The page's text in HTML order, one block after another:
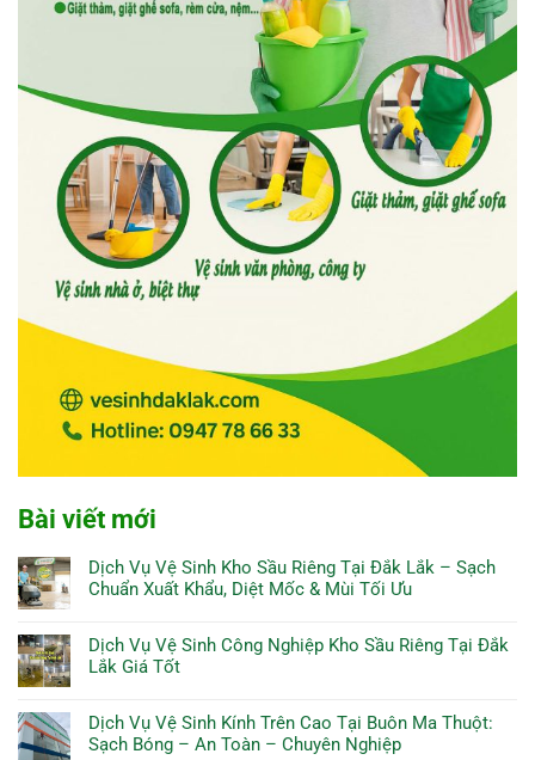
Bài viết mới
Dịch Vụ Vệ Sinh Kho Sầu Riêng Tại Đắk Lắk – Sạch
Chuẩn Xuất Khẩu, Diệt Mốc & Mùi Tối Ưu
Dịch Vụ Vệ Sinh Công Nghiệp Kho Sầu Riêng Tại Đắk
Lắk Giá Tốt
Dịch Vụ Vệ Sinh Kính Trên Cao Tại Buôn Ma Thuột:
Sạch Bóng – An Toàn – Chuyên Nghiệp